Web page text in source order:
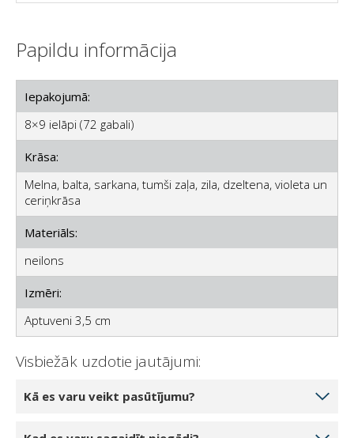
Papildu informācija
Iepakojumā:
8×9 ielāpi (72 gabali)
Krāsa:
Melna, balta, sarkana, tumši zaļa, zila, dzeltena, violeta un
ceriņkrāsa
Materiāls:
neilons
Izmēri:
Aptuveni 3,5 cm
Visbiežāk uzdotie jautājumi:
Kā es varu veikt pasūtījumu?